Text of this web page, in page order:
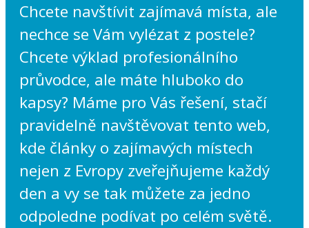
Chcete navštívit zajímavá místa, ale
nechce se Vám vylézat z postele?
Chcete výklad profesionálního
průvodce, ale máte hluboko do
kapsy? Máme pro Vás řešení, stačí
pravidelně navštěvovat tento web,
kde články o zajímavých místech
nejen z Evropy zveřejňujeme každý
den a vy se tak můžete za jedno
odpoledne podívat po celém světě.